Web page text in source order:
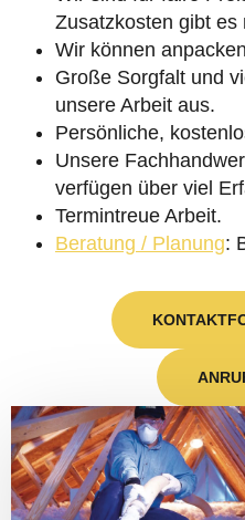
Zusatzkosten gibt es
Wir können
Große Sorgfalt und
unsere Arbeit aus.
Persönliche,
Unsere
verfügen über viel
Termintreue Arbeit.
Beratung / Planung: